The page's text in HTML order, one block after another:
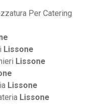
Per Catering
Lissone
Lissone
Lissone
Lissone